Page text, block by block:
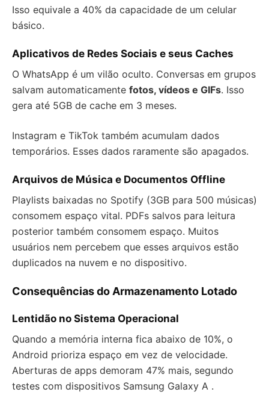
Isso equivale a 40% da capacidade de um celular
básico.
Aplicativos de Redes Sociais e seus Caches
O WhatsApp é um vilão oculto. Conversas em grupos
salvam automaticamente fotos, vídeos e GIFs. Isso
gera até 5GB de cache em 3 meses.
Instagram e TikTok também acumulam dados
temporários. Esses dados raramente são apagados.
Arquivos de Música e Documentos Offline
Playlists baixadas no Spotify (3GB para 500 músicas)
consomem espaço vital. PDFs salvos para leitura
posterior também consomem espaço. Muitos
usuários nem percebem que esses arquivos estão
duplicados na nuvem e no dispositivo.
Consequências do Armazenamento Lotado
Lentidão no Sistema Operacional
Quando a memória interna fica abaixo de 10%, o
Android prioriza espaço em vez de velocidade.
Aberturas de apps demoram 47% mais, segundo
testes com dispositivos Samsung Galaxy A .